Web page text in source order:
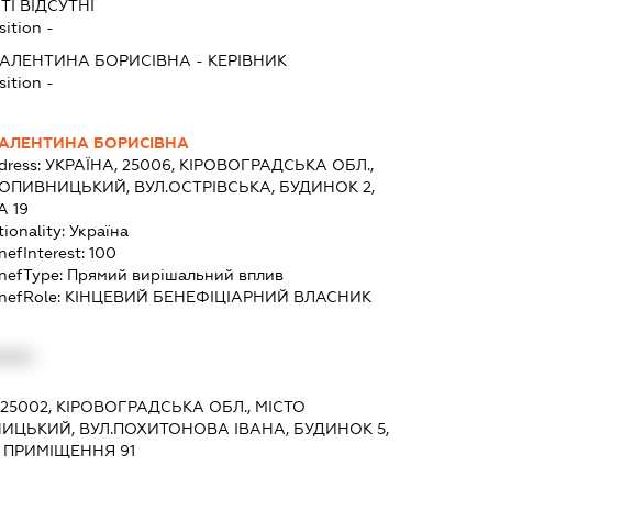
ВІДСУТНІ
-
БОРИСІВНА - КЕРІВНИК
-
БОРИСІВНА
УКРАЇНА, 25006, КІРОВОГРАДСЬКА ОБЛ.,
ВУЛ.ОСТРІВСЬКА, БУДИНОК 2,
19
Україна
100
Прямий вирішальний вплив
КІНЦЕВИЙ БЕНЕФІЦІАРНИЙ ВЛАСНИК
КІРОВОГРАДСЬКА ОБЛ., МІСТО
ВУЛ.ПОХИТОНОВА ІВАНА, БУДИНОК 5,
ПРИМІЩЕННЯ 91